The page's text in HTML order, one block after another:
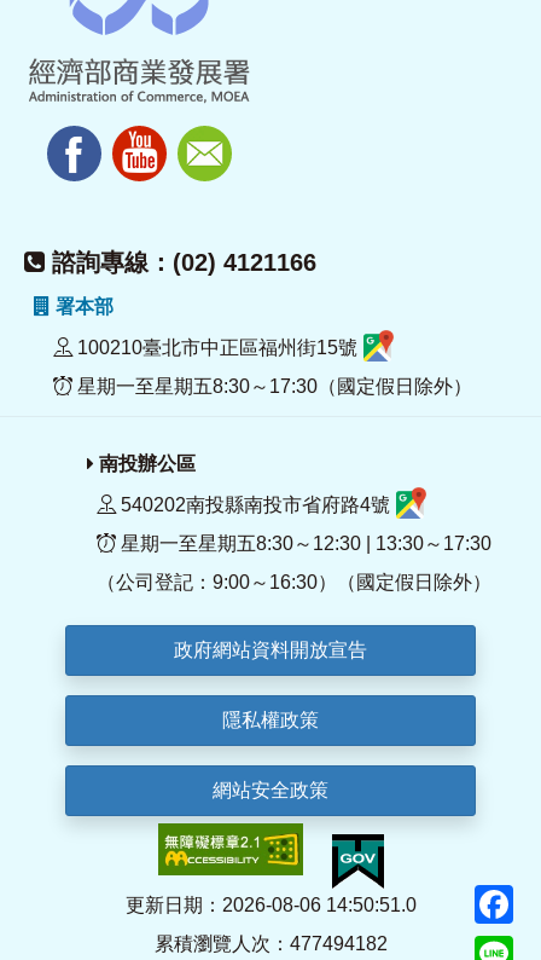
諮詢專線：(02) 4121166
署本部
100210臺北市中正區福州街15號
星期一至星期五8:30～17:30（國定假日除外）
南投辦公區
540202南投縣南投市省府路4號
星期一至星期五8:30～12:30 | 13:30～17:30
（公司登記：9:00～16:30）（國定假日除外）
政府網站資料開放宣告
隱私權政策
網站安全政策
更新日期：2026-08-06 14:50:51.0
累積瀏覽人次：477494182